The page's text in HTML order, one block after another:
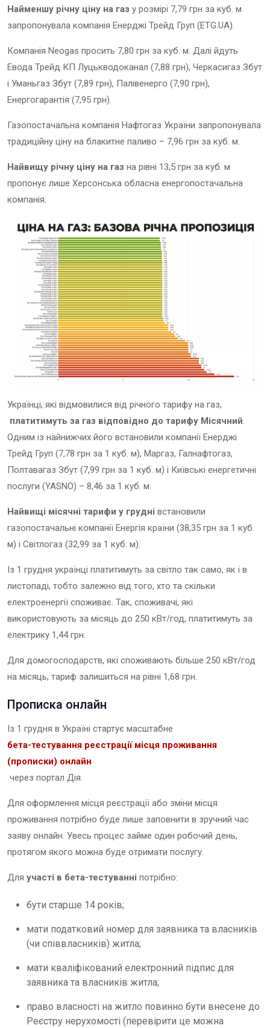
Найменшу річну ціну на газ у розмірі 7,79 грн за куб. м
запропонувала компанія Енерджі Трейд Груп (ETG.UA).
Компанія Neogas просить 7,80 грн за куб. м. Далі йдуть
Евода Трейд КП Луцькводоканал (7,88 грн), Черкасигаз Збут
і Уманьгаз Збут (7,89 грн), Палівенерго (7,90 грн),
Енергогарантія (7,95 грн).
Газопостачальна компанія Нафтогаз України запропонувала
традиційну ціну на блакитне паливо – 7,96 грн за куб. м.
Найвищу річну ціну на газ на рівні 13,5 грн за куб. м
пропонує лише Херсонська обласна енергопостачальна
компанія.
Українці, які відмовилися від річного тарифу на газ,
платитимуть за газ відповідно до тарифу Місячний.
Одним із найнижчих його встановили компанії Eнерджі
Трейд Груп (7,78 грн за 1 куб. м), Маргаз, Галнафтогаз,
Полтавагаз Збут (7,99 грн за 1 куб. м) і Київські енергетичні
послуги (YASNO) – 8,46 за 1 куб. м.
Найвищі місячні тарифи у грудні встановили
газопостачальні компанії Енергія країни (38,35 грн за 1 куб.
м) і Світлогаз (32,99 за 1 куб. м).
Із 1 грудня українці платитимуть за світло так само, як і в
листопаді, тобто залежно від того, хто та скільки
електроенергії споживає. Так, споживачі, які
використовують за місяць до 250 кВт/год, платитимуть за
електрику 1,44 грн.
Для домогосподарств, які споживають більше 250 кВт/год
на місяць, тариф залишиться на рівні 1,68 грн.
Прописка онлайн
Із 1 грудня в Україні стартує масштабне
бета-тестування реєстрації місця проживання
(прописки) онлайн
через портал Дія.
Для оформлення місця реєстрації або зміни місця
проживання потрібно буде лише заповнити в зручний час
заяву онлайн. Увесь процес займе один робочий день,
протягом якого можна буде отримати послугу.
Для участі в бета-тестуванні потрібно:
бути старше 14 років;
мати податковий номер для заявника та власників
(чи співвласників) житла;
мати кваліфікований електронний підпис для
заявника та власників житла;
право власності на житло повинно бути внесене до
Реєстру нерухомості (перевірити це можна